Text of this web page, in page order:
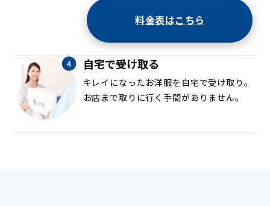
料金表はこちら
自宅で受け取る
キレイになったお洋服を自宅で受け取り。
お店まで取りに行く手間がありません。